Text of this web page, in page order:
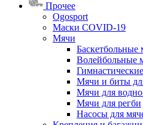
Прочее
Ogosport
Маски COVID-19
Мячи
Баскетбольные
Волейбольные
Мячи и биты
Мячи для
Мячи для регби
Насосы для